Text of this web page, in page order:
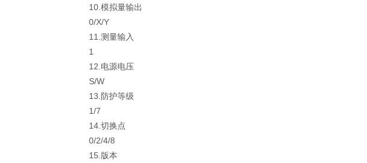
10. 模拟量输出
0/X/Y
11. 测量输入
1
12. 电源电压
S/W
13. 防护等级
1/7
14. 切换点
0/2/4/8
15. 版本